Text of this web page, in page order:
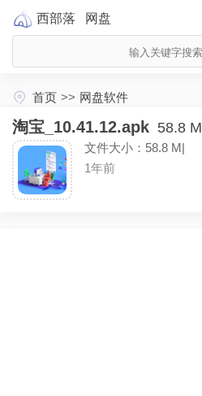
西部落 网盘
首页 >> 网盘软件
淘宝_10.41.12.apk 58.8 M
文件大小：58.8 M|
1年前